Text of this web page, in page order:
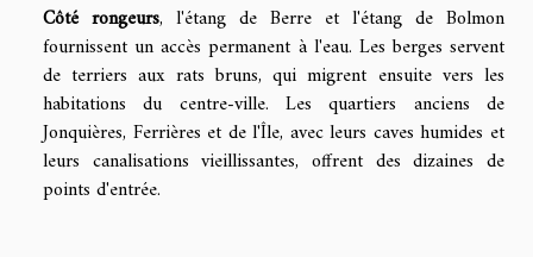
Côté rongeurs, l'étang de Berre et l'étang de Bolmon
fournissent un accès permanent à l'eau. Les berges servent
de terriers aux rats bruns, qui migrent ensuite vers les
habitations du centre-ville. Les quartiers anciens de
Jonquières, Ferrières et de l'Île, avec leurs caves humides et
leurs canalisations vieillissantes, offrent des dizaines de
points d'entrée.